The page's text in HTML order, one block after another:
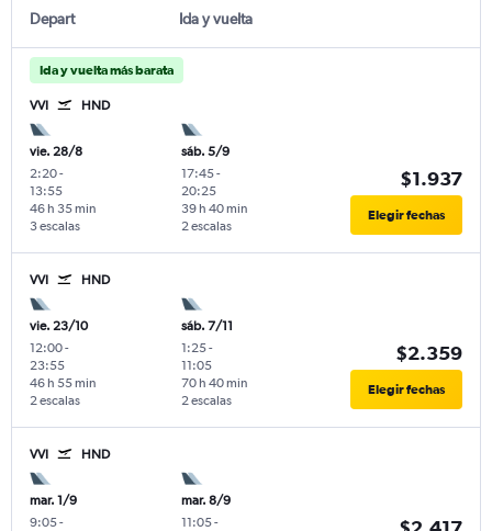
Depart Ida y vuelta
Ida y vuelta más barata
VVI HND
vie. 28/8
2:20-
13:55
3 escalas
46 h 35 min
sáb. 5/9
17:45-
20:25
2 escalas
39 h 40 min
$1.937
Elegir fechas
VVI HND
vie. 23/10
12:00-
23:55
2 escalas
46 h 55 min
sáb. 7/11
1:25-
11:05
2 escalas
70 h 40 min
$2.359
Elegir fechas
VVI HND
mar. 1/9
9:05-
mar. 8/9
11:05-